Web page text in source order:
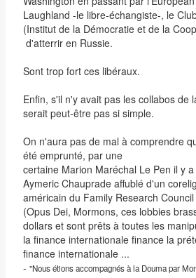
Laughland -le libre-échangiste-, le
(Institut de la Démocratie et de la
d'atterrir en Russie.
Sont trop fort ces libéraux.
Enfin, s'il n'y avait pas les collabos de
serait peut-être pas si simple.
On n'aura pas de mal à comprendre
été emprunté, par une
certaine Marion Maréchal Le Pen il y
Aymeric Chauprade affublé d'un
américain du Family Research
(Opus Dei, Mormons, ces lobbies
dollars et sont prêts à toutes les
la finance internationale finance la
finance internationale ...
- "Nous étions accompagnés à la Douma par